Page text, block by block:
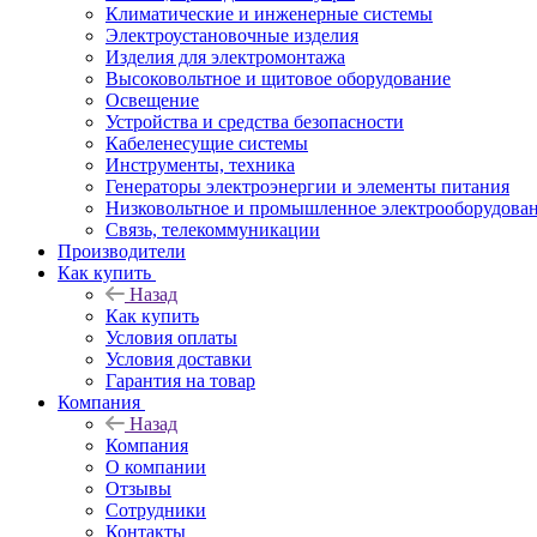
Климатические и инженерные системы
Электроустановочные изделия
Изделия для электромонтажа
Высоковольтное и щитовое оборудование
Освещение
Устройства и средства безопасности
Кабеленесущие системы
Инструменты, техника
Генераторы электроэнергии и элементы питания
Низковольтное и промышленное
Связь, телекоммуникации
Производители
Как купить
Назад
Как купить
Условия оплаты
Условия доставки
Гарантия на товар
Компания
Назад
Компания
О компании
Отзывы
Сотрудники
Контакты